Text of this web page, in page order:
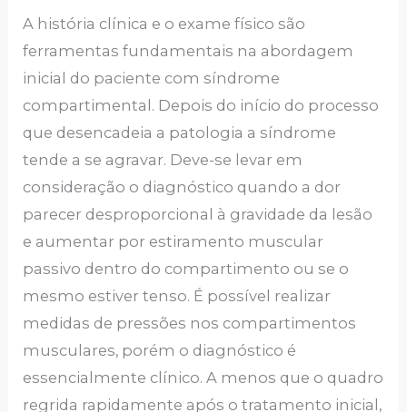
A história clínica e o exame físico são
ferramentas fundamentais na abordagem
inicial do paciente com síndrome
compartimental. Depois do início do processo
que desencadeia a patologia a síndrome
tende a se agravar. Deve-se levar em
consideração o diagnóstico quando a dor
parecer desproporcional à gravidade da lesão
e aumentar por estiramento muscular
passivo dentro do compartimento ou se o
mesmo estiver tenso. É possível realizar
medidas de pressões nos compartimentos
musculares, porém o diagnóstico é
essencialmente clínico. A menos que o quadro
regrida rapidamente após o tratamento inicial,